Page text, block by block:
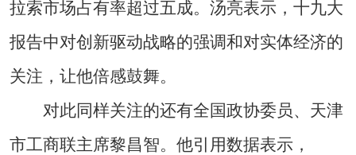
拉索市场占有率超过五成。汤亮表示，十九大
报告中对创新驱动战略的强调和对实体经济的
关注，让他倍感鼓舞。
对此同样关注的还有全国政协委员、天津
市工商联主席黎昌智。他引用数据表示，